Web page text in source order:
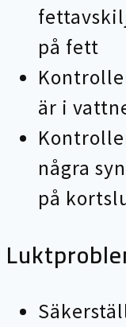
på fett
är i
några
på